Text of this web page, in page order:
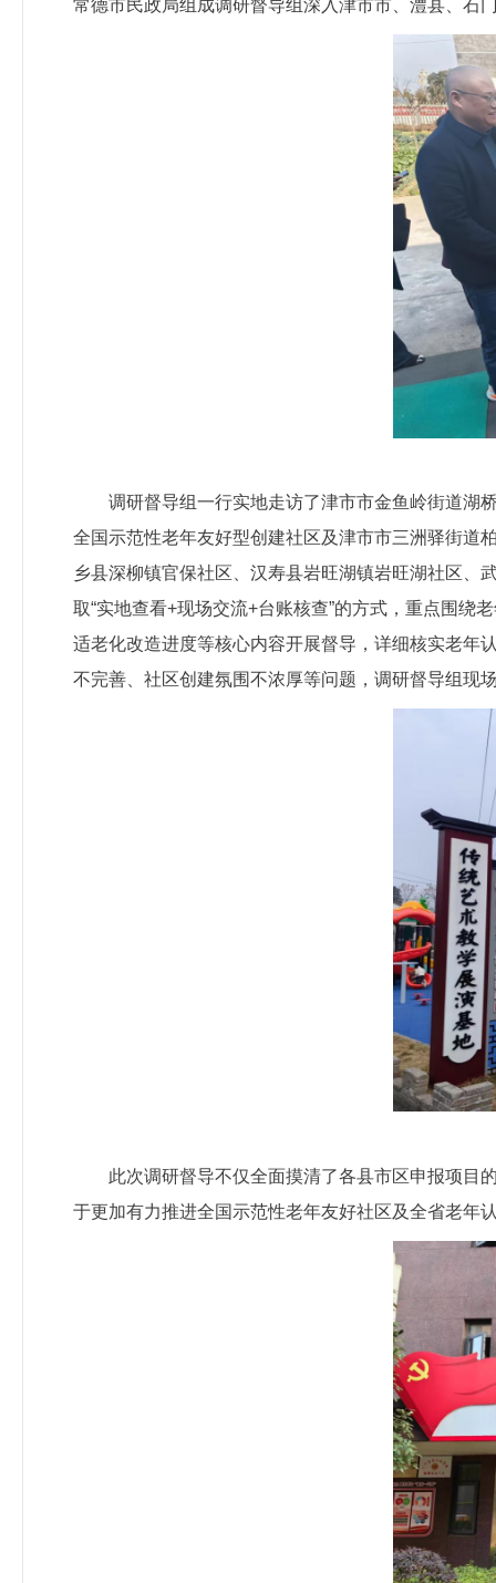
常德市民政局组成调研督导组深入津市市、澧县、石
调研督导组一行实地走访了津市市金鱼岭街道湖
全国示范性老年友好型创建社区及津市市三洲驿街道
乡县深柳镇官保社区、汉寿县岩旺湖镇岩旺湖社区、
取“实地查看+现场交流+台账核查”的方式，重点围绕
适老化改造进度等核心内容开展督导，详细核实老年
不完善、社区创建氛围不浓厚等问题，调研督导组现
此次调研督导不仅全面摸清了各县市区申报项目
于更加有力推进全国示范性老年友好社区及全省老年